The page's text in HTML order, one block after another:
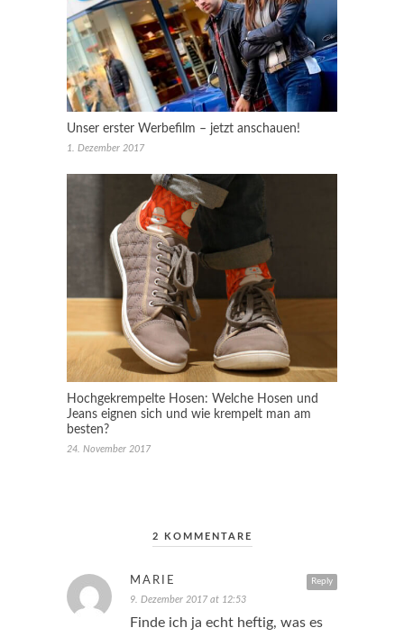
Unser erster Werbefilm – jetzt anschauen!
1. Dezember 2017
Hochgekrempelte Hosen: Welche Hosen und
Jeans eignen sich und wie krempelt man am
besten?
24. November 2017
2 KOMMENTARE
Reply
MARIE
9. Dezember 2017 at 12:53
Finde ich ja echt heftig, was es